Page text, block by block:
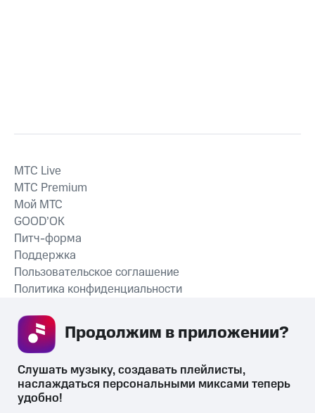
СКАЧАТЬ ПРИЛОЖЕНИЕ
MTС Live
MTС Premium
Мой МТС
GOOD’OK
Питч-форма
Поддержка
Пользовательское соглашение
Политика конфиденциальности
Слушать музыку, создавать плейлисты,
наслаждаться персональными миксами теперь
удобно!